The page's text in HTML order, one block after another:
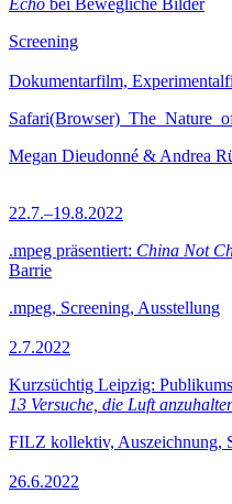
Echo bei Bewegliche Bilder
Screening
Dokumentarfilm,
Megan Dieudonné & Andrea
22.7.–19.8.2022
.mpeg präsentiert: China Not
Barrie
.mpeg, Screening, Ausstellung
2.7.2022
Kurzsüchtig Leipzig:
13 Versuche, die Luft
FILZ kollektiv, Auszeichnung,
26.6.2022